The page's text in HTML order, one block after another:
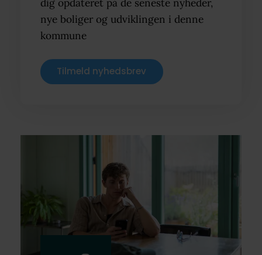
dig opdateret på de seneste nyheder,
nye boliger og udviklingen i denne
kommune
Tilmeld nyhedsbrev